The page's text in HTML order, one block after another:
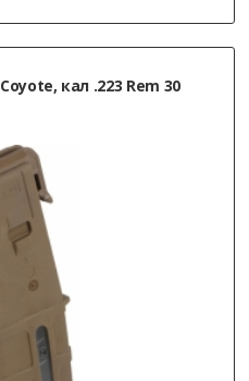
кал .223 Rem 30